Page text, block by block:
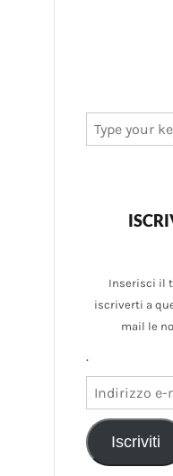
for:
Inserisci il
iscriverti a
mail le
.
mail
Iscriviti